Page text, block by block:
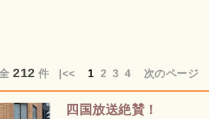
212 件 |<< 1 2 3 4 次のページ
四国放送絶賛！